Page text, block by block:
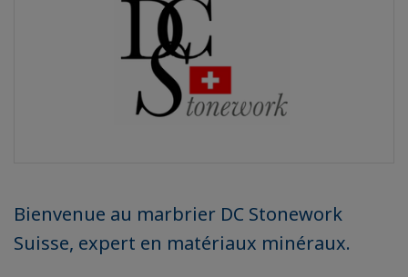
Bienvenue au marbrier DC Stonework
Suisse, expert en matériaux minéraux.